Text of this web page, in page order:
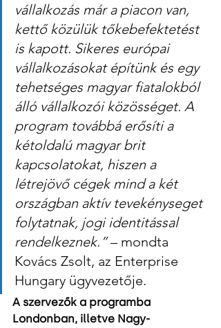
vállalkozás már a piacon van,
kettő közülük tőkebefektetést
is kapott. Sikeres európai
vállalkozásokat építünk és egy
tehetséges magyar fiatalokból
álló vállalkozói közösséget. A
program továbbá erősíti a
kétoldalú magyar brit
kapcsolatokat, hiszen a
létrejövő cégek mind a két
országban aktív tevekényseget
folytatnak, jogi identitással
rendelkeznek.” – mondta
Kovács Zsolt, az Enterprise
Hungary ügyvezetője.
A szervezők a programba
Londonban, illetve Nagy-